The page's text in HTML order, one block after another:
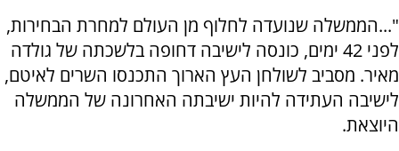
"...הממשלה שנועדה לחלוף מן העולם למחרת הבחירות,
לפני 42 ימים, כונסה לישיבה דחופה בלשכתה של גולדה
מאיר. מסביב לשולחן העץ הארוך התכנסו השרים לאיטם,
לישיבה העתידה להיות ישיבתה האחרונה של הממשלה
היוצאת.